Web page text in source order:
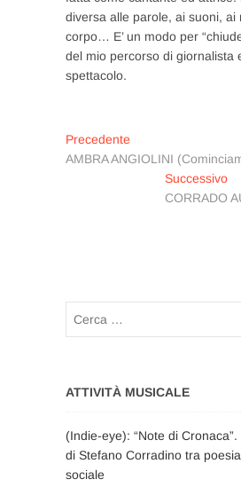
diversa alle parole, ai suoni, ai
corpo… E’ un modo per
del mio percorso di giornalista
spettacolo.
Navigazione
articoli
Precedente
precedente:
AMBRA ANGIOLINI
Successivo
CORRADO
ATTIVITÀ MUSICALE
(Indie-eye): “Note di
di Stefano Corradino tra
sociale